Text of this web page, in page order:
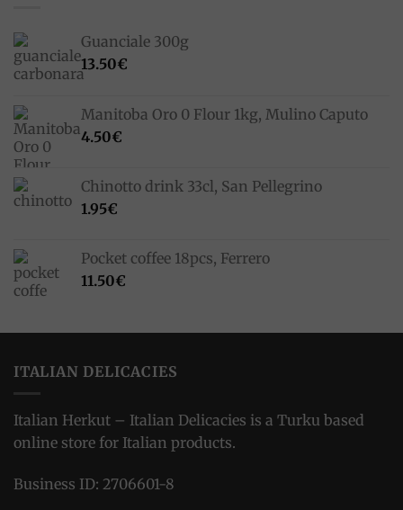
Guanciale 300g
13.50€
Manitoba Oro 0 Flour 1kg, Mulino Caputo
4.50€
Chinotto drink 33cl, San Pellegrino
1.95€
Pocket coffee 18pcs, Ferrero
11.50€
ITALIAN DELICACIES
Italian Herkut – Italian Delicacies is a Turku based
online store for Italian products.
Business ID: 2706601-8